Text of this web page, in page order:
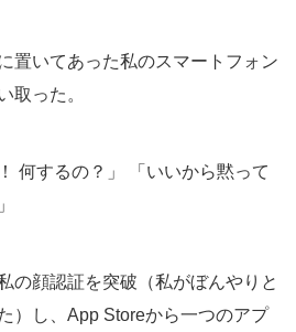
置いてあった私のスマートフォン
取った。
何するの？」 「いいから黙って
の顔認証を突破（私がぼんやりと
）し、App Storeから一つのアプ